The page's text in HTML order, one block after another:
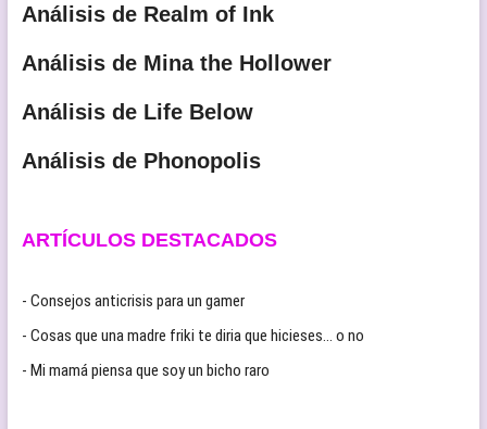
Análisis de Realm of Ink
Análisis de Mina the Hollower
Análisis de Life Below
Análisis de Phonopolis
ARTÍCULOS DESTACADOS
- Consejos anticrisis para un gamer
- Cosas que una madre friki te diria que hicieses… o no
- Mi mamá piensa que soy un bicho raro